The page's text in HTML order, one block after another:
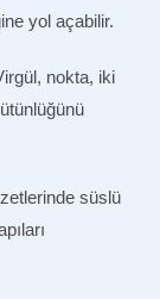
yol açabilir.
nokta, iki
süslü